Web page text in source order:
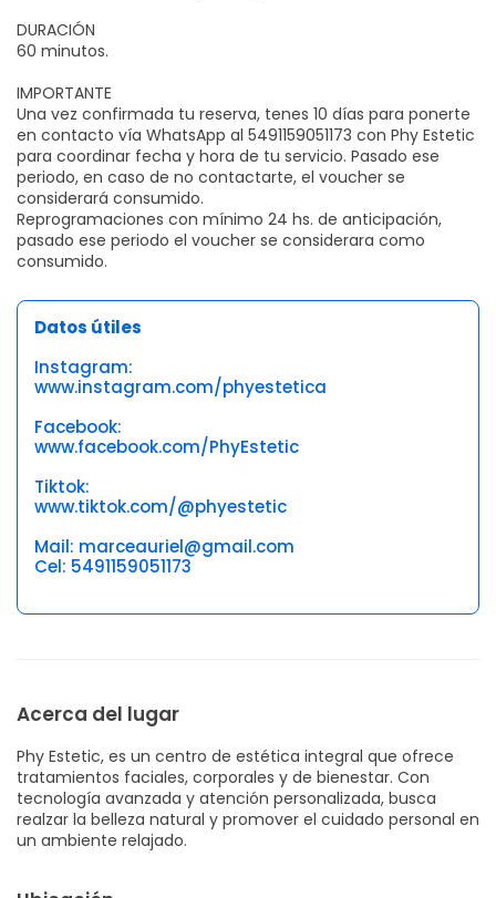
DURACIÓN
60 minutos.
IMPORTANTE
Una vez confirmada tu reserva, tenes 10 días para ponerte
en contacto vía WhatsApp al 5491159051173 con Phy Estetic
para coordinar fecha y hora de tu servicio. Pasado ese
periodo, en caso de no contactarte, el voucher se
considerará consumido.
Reprogramaciones con mínimo 24 hs. de anticipación,
pasado ese periodo el voucher se considerara como
consumido.
Datos útiles
Instagram:
www.instagram.com/phyestetica
Facebook:
www.facebook.com/PhyEstetic
Tiktok:
www.tiktok.com/@phyestetic
Mail: marceauriel@gmail.com
Cel: 5491159051173
Acerca del lugar
Phy Estetic, es un centro de estética integral que ofrece
tratamientos faciales, corporales y de bienestar. Con
tecnología avanzada y atención personalizada, busca
realzar la belleza natural y promover el cuidado personal en
un ambiente relajado.